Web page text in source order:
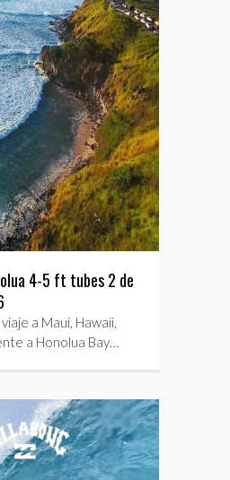
4-5 ft tubes 2 de
a Maui, Hawaii,
a Honolua Bay…